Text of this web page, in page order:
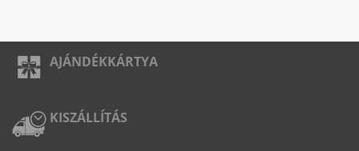
AJÁNDÉKKÁRTYA
KISZÁLLÍTÁS